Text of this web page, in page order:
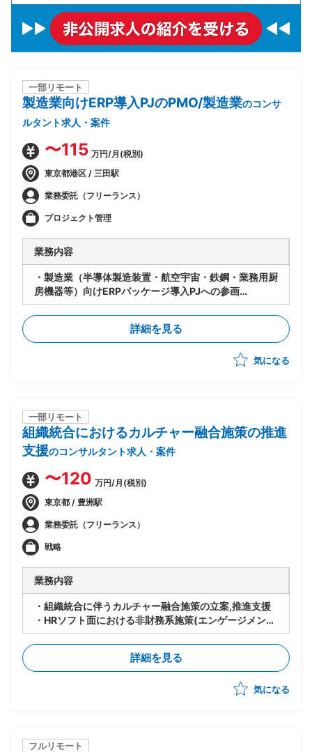
一部リモート
製造業向けERP導入PJのPMO/製造業のコンサ
ルタント求人・案件
〜115 万円/月(税別)
東京都港区 / 三田駅
業務委託（フリーランス）
プロジェクト管理
業務内容
・製造業（半導体製造装置・航空宇宙・鉄鋼・業務用厨
房機器等）向けERPパッケージ導入PJへの参画
・ベンダー側PMOとしてPJ全体の推進支援
・設計・構築フェーズにおけるQCD（品質・コスト・
・変更管理対応（スコープ変更・要件変更等の統制）
詳細を見る
気になる
一部リモート
組織統合におけるカルチャー融合施策の推進
支援のコンサルタント求人・案件
〜120 万円/月(税別)
東京都 / 豊洲駅
業務委託（フリーランス）
戦略
業務内容
・組織統合に伴うカルチャー融合施策の立案,推進支援
・HRソフト面における非財務系施策(エンゲージメン
ト/風土醸成等)の実行支援
・施策の推進,関係者調整,進捗管理
詳細を見る
気になる
フルリモート